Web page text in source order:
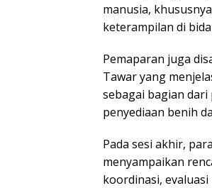
manusia,
keterampilan di
Pemaparan juga
Tawar yang
sebagai bagian
penyediaan benih
Pada sesi akhir,
menyampaikan
koordinasi,